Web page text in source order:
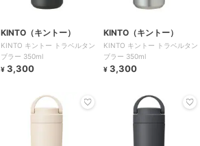
KINTO（キントー）
KINTO キントー トラベルタン
ブラー 350ml
¥ 3,300
KINTO（キントー）
KINTO キントー トラベルタン
ブラー 350ml
¥ 3,300